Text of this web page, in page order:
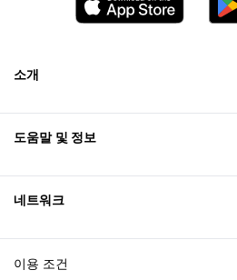
소개
Excellence Awards
블로그
도움말 및 정보
네트워크
이용 조건